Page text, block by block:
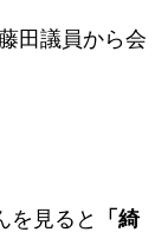
田議員から会
を見ると
「綺